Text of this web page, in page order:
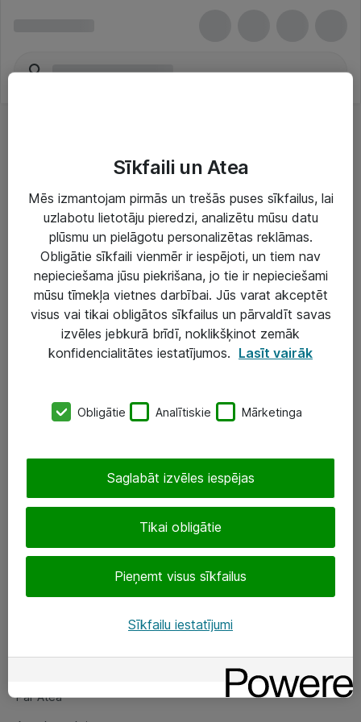
Risinājumi & Pakalpojumi
IT serviss un atbalsts
IT infrastruktūra
Darba vietu IT risinājumi
Serveri un datu centri
SIA „ATEA”
eShop@atea.lv
Sekojiet mums
Par Atea
Par Atea
Sīkfaili un Atea
Mēs izmantojam pirmās un trešās puses sīkfailus, lai
uzlabotu lietotāju pieredzi, analizētu mūsu datu
plūsmu un pielāgotu personalizētas reklāmas.
Obligātie sīkfaili vienmēr ir iespējoti, un tiem nav
nepieciešama jūsu piekrišana, jo tie ir nepieciešami
mūsu tīmekļa vietnes darbībai. Jūs varat akceptēt
visus vai tikai obligātos sīkfailus un pārvaldīt savas
izvēles jebkurā brīdī, noklikšķinot zemāk
konfidencialitātes iestatījumos. Lasīt vairāk
Obligātie Analītiskie Mārketinga
Tikai obligātie
Pieņemt visus sīkfailus
Saglabāt izvēles iespējas
Sīkfailu iestatījumi